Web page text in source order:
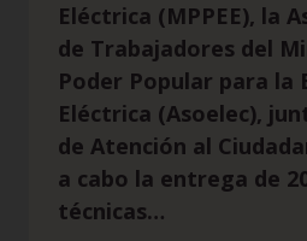
Eléctrica (MPPEE), la
de Trabajadores del
Poder Popular para la
Eléctrica (Asoelec),
de Atención al
a cabo la entrega de
técnicas…